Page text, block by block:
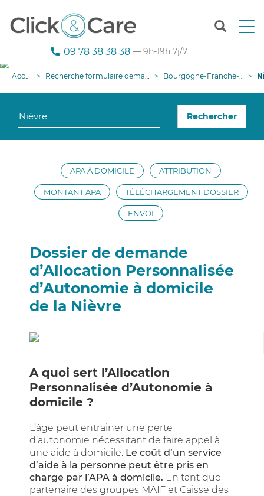
T
l
n
a
i
g
o
09 78 38 38 38 — 9h-19h 7j/7
Accueil Recherche formulaire demande APA Bourgogne-Franche-Comté
Rechercher
APA À DOMICILE ATTRIBUTION
MONTANT APA TÉLÉCHARGEMENT DOSSIER
ENVOI
Dossier de demande
d’Allocation Personnalisée
d’Autonomie à domicile
de la Nièvre
A quoi sert l’Allocation
Personnalisée d’Autonomie à
domicile ?
L’âge peut entrainer une perte
d’autonomie nécessitant de faire appel à
une aide à domicile. Le coût d’un service
d’aide à la personne peut être pris en
charge par l’APA à domicile. En tant que
partenaire des groupes MAIF et Caisse des